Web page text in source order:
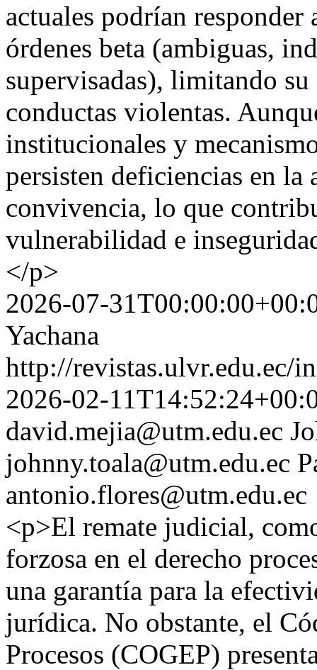
actuales podrían responder
órdenes beta (ambiguas,
supervisadas), limitando
conductas violentas.
institucionales y
persisten deficiencias en la
convivencia, lo que
vulnerabilidad e
</p>
2026-07-
Yachana
http://revistas.ulvr.edu.ec/
2026-02-
david.mejia@utm.edu.ec
johnny.toala@utm.edu.ec
antonio.flores@utm.edu.ec
<p>El remate judicial,
forzosa en el derecho
una garantía para la
jurídica. No obstante, el
Procesos (COGEP)